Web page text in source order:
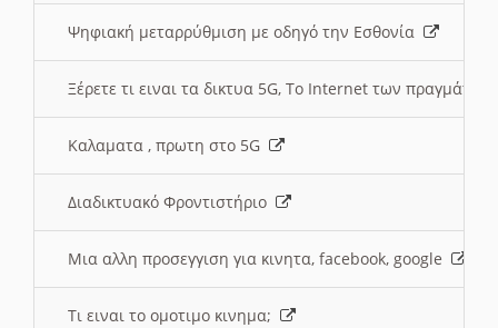
Ψηφιακή μεταρρύθμιση με οδηγό την Εσθονία
Ξέρετε τι ειναι τα δικτυα 5G, Το Internet των
Καλαματα , πρωτη στο 5G
Διαδικτυακό Φροντιστήριο
Μια αλλη προσεγγιση για κινητα, facebook, google
Τι ειναι το ομοτιμο κινημα;